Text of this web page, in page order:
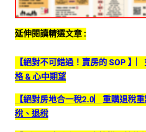
延伸閱讀精選文章 :
【絕對不可錯過！賣房的 SOP 】
格 & 心中期望
【絕對房地合一稅2.0︳重購退稅
稅、退稅